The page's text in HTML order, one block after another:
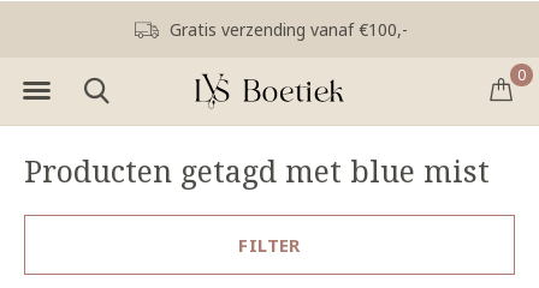
0
Gratis verzending vanaf €100,-
Producten getagd met blue mist
FILTER